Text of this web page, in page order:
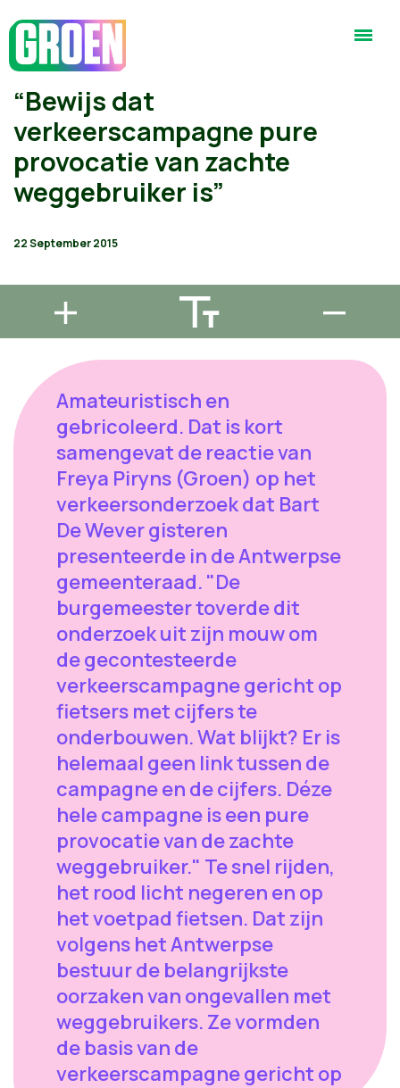
“Bewijs dat
verkeerscampagne pure
provocatie van zachte
weggebruiker is”
22 September 2015
Amateuristisch en
gebricoleerd. Dat is kort
samengevat de reactie van
Freya Piryns (Groen) op het
verkeersonderzoek dat Bart
De Wever gisteren
presenteerde in de Antwerpse
gemeenteraad. "De
burgemeester toverde dit
onderzoek uit zijn mouw om
de gecontesteerde
verkeerscampagne gericht op
fietsers met cijfers te
onderbouwen. Wat blijkt? Er is
helemaal geen link tussen de
campagne en de cijfers. Déze
hele campagne is een pure
provocatie van de zachte
weggebruiker." Te snel rijden,
het rood licht negeren en op
het voetpad fietsen. Dat zijn
volgens het Antwerpse
bestuur de belangrijkste
oorzaken van ongevallen met
weggebruikers. Ze vormden
de basis van de
verkeerscampagne gericht op